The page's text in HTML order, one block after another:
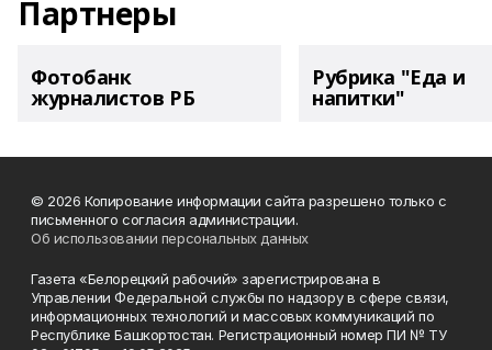
Партнеры
Фотобанк
журналистов РБ
Рубрика "Еда и
напитки"
© 2026 Копирование информации сайта разрешено только с
письменного согласия администрации.
Об использовании персональных данных
Газета «Белорецкий рабочий» зарегистрирована в
Управлении Федеральной службы по надзору в сфере связи,
информационных технологий и массовых коммуникаций по
Республике Башкортостан. Регистрационный номер ПИ № ТУ